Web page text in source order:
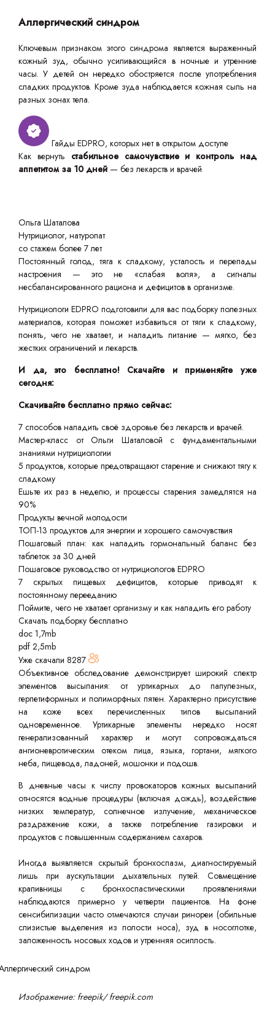
Аллергический синдром
Ключевым признаком этого синдрома является выраженный
кожный зуд, обычно усиливающийся в ночные и утренние
часы. У детей он нередко обостряется после употребления
сладких продуктов. Кроме зуда наблюдается кожная сыпь на
разных зонах тела.
Гайды EDPRO, которых нет в открытом доступе
Как вернуть стабильное самочувствие и контроль над
аппетитом за 10 дней — без лекарств и врачей
Ольга Шаталова
Нутрициолог, натуропат
со стажем более 7 лет
Постоянный голод, тяга к сладкому, усталость и перепады
настроения — это не «слабая воля», а сигналы
несбалансированного рациона и дефицитов в организме.
Нутрициологи EDPRO подготовили для вас подборку полезных
материалов, которая поможет избавиться от тяги к сладкому,
понять, чего не хватает, и наладить питание — мягко, без
жестких ограничений и лекарств.
И да, это бесплатно! Скачайте и применяйте уже
сегодня:
Скачивайте бесплатно прямо сейчас:
7 способов наладить своё здоровье без лекарств и врачей.
Мастер-класс от Ольги Шаталовой с фундаментальными
знаниями нутрициологии
5 продуктов, которые предотвращают старение и снижают тягу к
сладкому
Ешьте их раз в неделю, и процессы старения замедлятся на
90%
Продукты вечной молодости
ТОП-13 продуктов для энергии и хорошего самочувствия
Пошаговый план: как наладить гормональный баланс без
таблеток за 30 дней
Пошаговое руководство от нутрициологов EDPRO
7 скрытых пищевых дефицитов, которые приводят к
постоянному перееданию
Поймите, чего не хватает организму и как наладить его работу
Скачать подборку бесплатно
doc 1,7mb
pdf 2,5mb
Уже скачали 8287
Объективное обследование демонстрирует широкий спектр
элементов высыпания: от уртикарных до папулезных,
герпетиформных и полиморфных пятен. Характерно присутствие
на коже всех перечисленных типов высыпаний
одновременное. Уртикарные элементы нередко носят
генерализованный характер и могут сопровождаться
ангионевротическим отеком лица, языка, гортани, мягкого
неба, пищевода, ладоней, мошонки и подошв.
В дневные часы к числу провокаторов кожных высыпаний
относятся водные процедуры (включая дождь), воздействие
низких температур, солнечное излучение, механическое
раздражение кожи, а также потребление газировки и
продуктов с повышенным содержанием сахаров.
Иногда выявляется скрытый бронхоспазм, диагностируемый
лишь при аускультации дыхательных путей. Совмещение
крапивницы с бронхоспастическими проявлениями
наблюдаются примерно у четверти пациентов. На фоне
сенсибилизации часто отмечаются случаи ринореи (обильные
слизистые выделения из полости носа), зуд в носоглотке,
заложенность носовых ходов и утренняя осиплость.
Изображение: freepik/ freepik.com